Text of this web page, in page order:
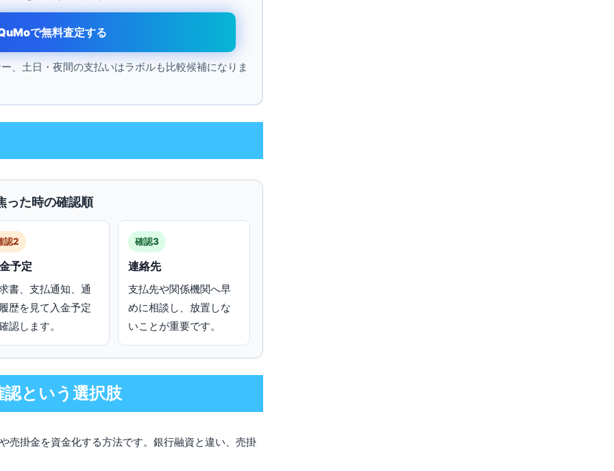
で無料査定する
、土日・夜間の支払いはラボルも比較候補になりま
った時の確認順
認2
予定
書、支払通知、通
歴を見て入金予定
認します。
確認3
連絡先
支払先や関係機関へ早
めに相談し、放置しな
いことが重要です。
という選択肢
売掛金を資金化する方法です。銀行融資と違い、売掛